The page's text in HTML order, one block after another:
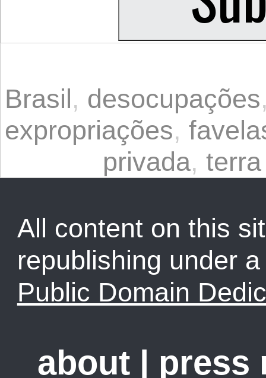
Brasil, desocupações
expropriações,
privada,
All content on this
republishing under
Public Domain
about press